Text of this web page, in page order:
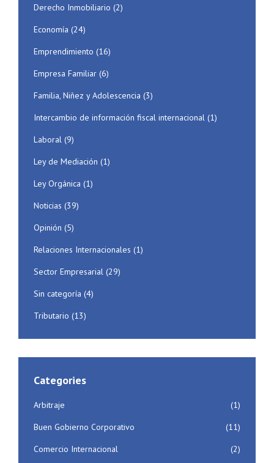
Derecho Inmobiliario (2)
Economía (24)
Emprendimiento (16)
Empresa Familiar (6)
Familia, Niñez y Adolescencia (3)
Intercambio de información fiscal internacional (1)
Laboral (9)
Ley de Mediación (1)
Ley Orgánica (1)
Noticias (39)
Opinión (5)
Relaciones Internacionales (1)
Sector Empresarial (29)
Sin categoría (4)
Tributario (13)
Categories
Arbitraje
(1)
Buen Gobierno Corporativo
(11)
Comercio Internacional
(2)